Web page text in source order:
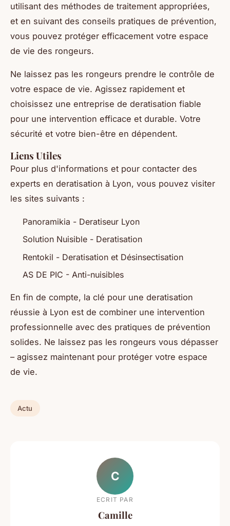
utilisant des méthodes de traitement appropriées,
et en suivant des conseils pratiques de prévention,
vous pouvez protéger efficacement votre espace
de vie des rongeurs.
Ne laissez pas les rongeurs prendre le contrôle de
votre espace de vie. Agissez rapidement et
choisissez une entreprise de deratisation fiable
pour une intervention efficace et durable. Votre
sécurité et votre bien-être en dépendent.
Liens Utiles
Pour plus d'informations et pour contacter des
experts en deratisation à Lyon, vous pouvez visiter
les sites suivants :
Panoramikia - Deratiseur Lyon
Solution Nuisible - Deratisation
Rentokil - Deratisation et Désinsectisation
AS DE PIC - Anti-nuisibles
En fin de compte, la clé pour une deratisation
réussie à Lyon est de combiner une intervention
professionnelle avec des pratiques de prévention
solides. Ne laissez pas les rongeurs vous dépasser
– agissez maintenant pour protéger votre espace
de vie.
Actu
C
ECRIT PAR
Camille